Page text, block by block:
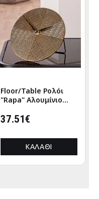
Floor/Table Ρολόι
"Rapa" Αλουμίνιο
155 cm D. 205 cm
37.51€
ΚΑΛΆΘΙ